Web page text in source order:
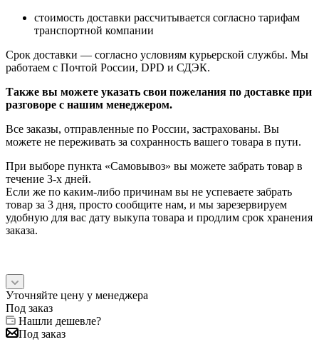
стоимость доставки рассчитывается согласно тарифам
транспортной компании
Срок доставки — согласно условиям курьерской службы. Мы
работаем с Почтой России, DPD и СДЭК.
Также вы можете указать свои пожелания по доставке при
разговоре с нашим менеджером.
Все заказы, отправленные по России, застрахованы. Вы
можете не переживать за сохранность вашего товара в пути.
При выборе пункта «Самовывоз» вы можете забрать товар в
течение 3-х дней.
Если же по каким-либо причинам вы не успеваете забрать
товар за 3 дня, просто сообщите нам, и мы зарезервируем
удобную для вас дату выкупа товара и продлим срок хранения
заказа.
Уточняйте цену у менеджера
Под заказ
Нашли дешевле?
Под заказ